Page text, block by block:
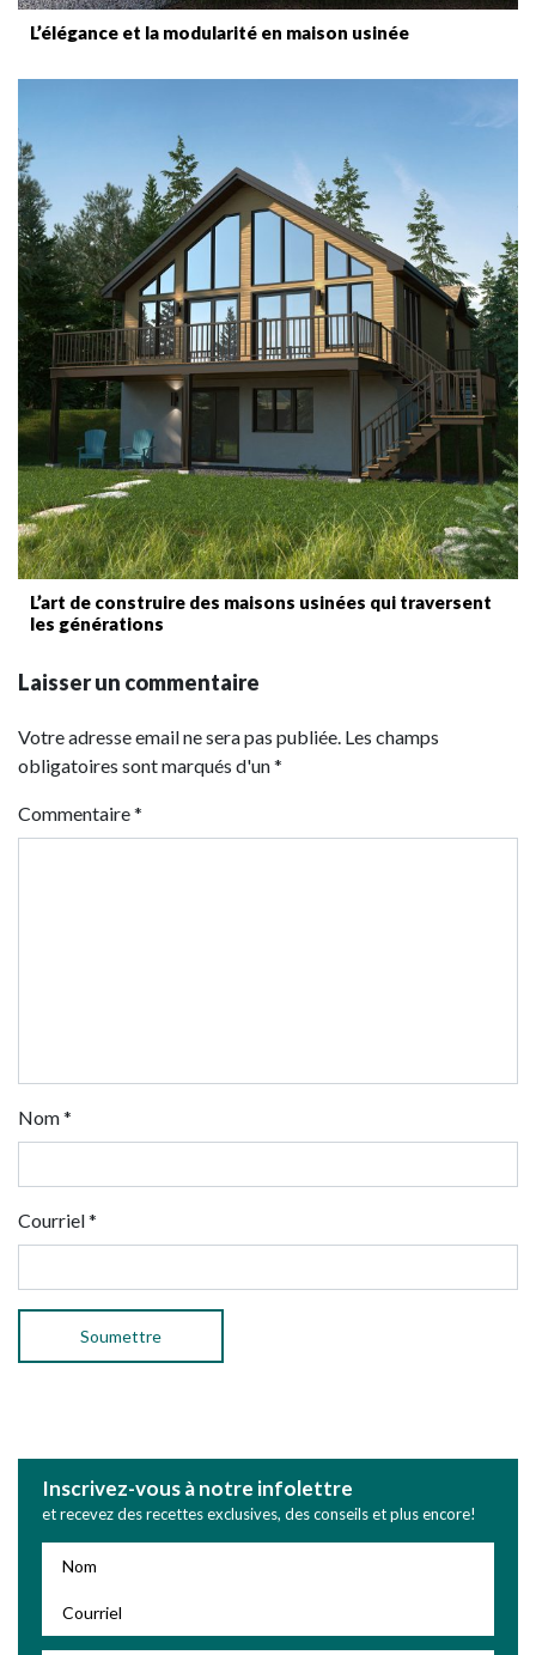
L’élégance et la modularité en maison usinée
L’art de construire des maisons usinées qui traversent
les générations
Laisser un commentaire
Votre adresse email ne sera pas publiée. Les champs
obligatoires sont marqués d'un *
Commentaire*
Nom*
Courriel*
Inscrivez-vous à notre infolettre
et recevez des recettes exclusives, des conseils et plus encore!